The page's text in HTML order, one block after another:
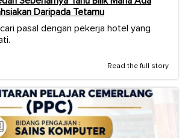
Daripada Tetamu
pasal dengan pekerja hotel yang
Read the full story